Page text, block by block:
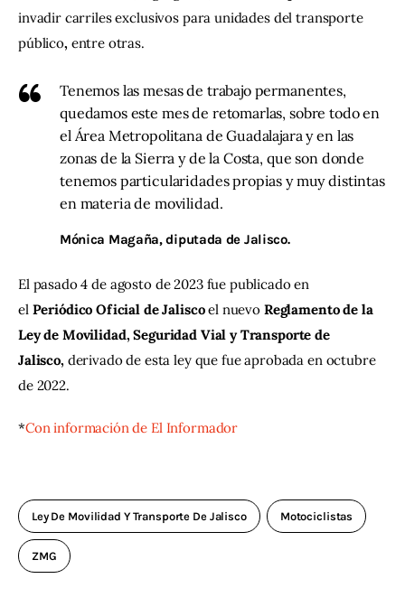
invadir carriles exclusivos para unidades del transporte
público, entre otras.
Tenemos las mesas de trabajo permanentes,
quedamos este mes de retomarlas, sobre todo en
el Área Metropolitana de Guadalajara y en las
zonas de la Sierra y de la Costa, que son donde
tenemos particularidades propias y muy distintas
en materia de movilidad.
Mónica Magaña, diputada de Jalisco.
El pasado 4 de agosto de 2023 fue publicado en
el Periódico Oficial de Jalisco el nuevo Reglamento de la
Ley de Movilidad, Seguridad Vial y Transporte de
Jalisco, derivado de esta ley que fue aprobada en octubre
de 2022.
*Con información de El Informador
Ley De Movilidad Y Transporte De Jalisco Motociclistas
ZMG